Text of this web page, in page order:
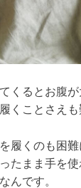
くるとお腹
くことさえも
履くのも困
たまま手を
んです。